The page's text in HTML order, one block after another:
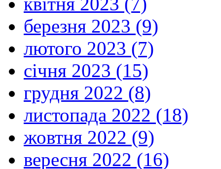
березня 2023 (9)
лютого 2023 (7)
січня 2023 (15)
грудня 2022 (8)
листопада 2022 (18)
жовтня 2022 (9)
вересня 2022 (16)